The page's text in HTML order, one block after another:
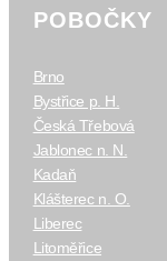
POBOČKY
Brno
Bystřice p. H.
Česká Třebová
Jablonec n. N.
Kadaň
Klášterec n. O.
Liberec
Litoměřice